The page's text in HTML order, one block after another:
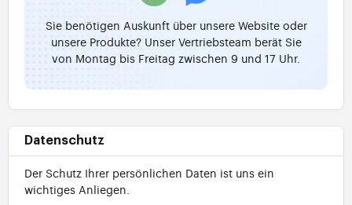
Sie benötigen Auskunft über unsere Website oder
unsere Produkte? Unser Vertriebsteam berät Sie
von Montag bis Freitag zwischen 9 und 17 Uhr.
Datenschutz
Der Schutz Ihrer persönlichen Daten ist uns ein
wichtiges Anliegen.